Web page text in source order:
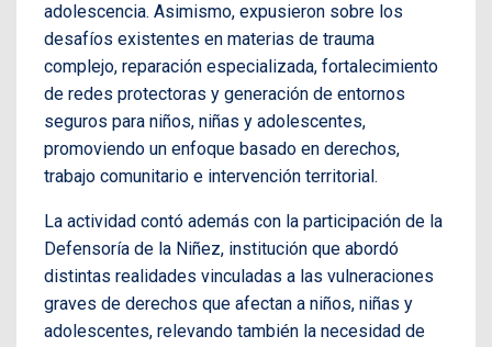
adolescencia. Asimismo, expusieron sobre los
desafíos existentes en materias de trauma
complejo, reparación especializada, fortalecimiento
de redes protectoras y generación de entornos
seguros para niños, niñas y adolescentes,
promoviendo un enfoque basado en derechos,
trabajo comunitario e intervención territorial.
La actividad contó además con la participación de la
Defensoría de la Niñez, institución que abordó
distintas realidades vinculadas a las vulneraciones
graves de derechos que afectan a niños, niñas y
adolescentes, relevando también la necesidad de